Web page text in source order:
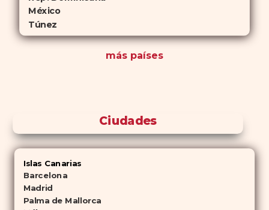
México
Túnez
más países
Ciudades
Islas Canarias
Barcelona
Madrid
Palma de Mallorca